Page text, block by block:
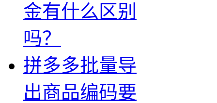
金有什么区别
吗？
拼多多批量导
出商品编码要